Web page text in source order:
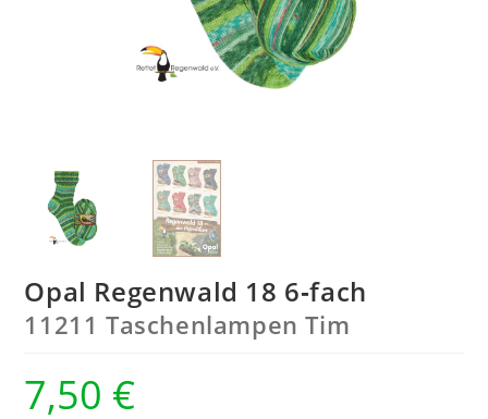
Opal Regenwald 18 6‑fach
11211 Taschenlampen Tim
7,50 €